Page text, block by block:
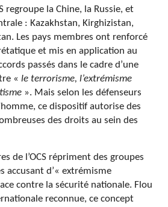
regroupe la Chine, la Russie, et
: Kazakhstan, Kirghizistan,
Les pays membres ont renforcé
et mis en application au
passés dans le cadre d’une
« le terrorisme, l’extrémisme
». Mais selon les défenseurs
ce dispositif autorise des
des droits au sein des
de l’OCS répriment des groupes
accusant d’« extrémisme
contre la sécurité nationale. Flou
reconnue, ce concept